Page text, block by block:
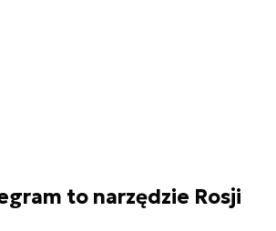
to narzędzie Rosji